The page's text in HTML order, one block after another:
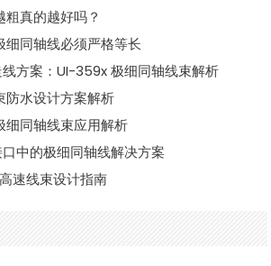
真的越好吗？
同轴线必须严格等长
方案：UI-359x 极细同轴线束解析
防水设计方案解析
细同轴线束应用解析
中的极细同轴线解决方案
速线束设计指南